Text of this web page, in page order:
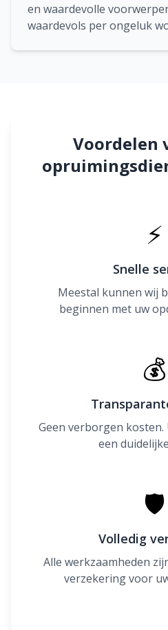
en waardevolle
waardevols per ongeluk
Voordelen
⚡
Snelle
Meestal kunnen wij
beginnen met uw
💰
Geen verborgen
een
🛡
Volledig
Alle werkzaamheden
verzekering voor